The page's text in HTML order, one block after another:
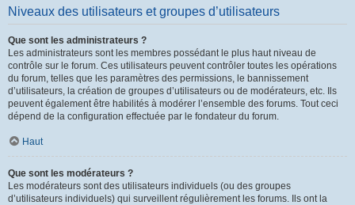
Niveaux des utilisateurs et groupes d’utilisateurs
Que sont les administrateurs ?
Les administrateurs sont les membres possédant le plus haut niveau de
contrôle sur le forum. Ces utilisateurs peuvent contrôler toutes les opérations
du forum, telles que les paramètres des permissions, le bannissement
d’utilisateurs, la création de groupes d’utilisateurs ou de modérateurs, etc. Ils
peuvent également être habilités à modérer l’ensemble des forums. Tout ceci
dépend de la configuration effectuée par le fondateur du forum.
Haut
Que sont les modérateurs ?
Les modérateurs sont des utilisateurs individuels (ou des groupes
d’utilisateurs individuels) qui surveillent régulièrement les forums. Ils ont la